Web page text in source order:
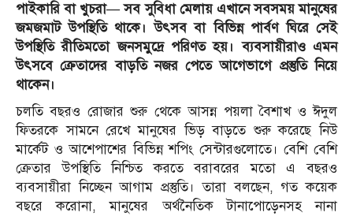
পাইকারি বা খুচরা— সব সুবিধা মেলায় এখানে সবসময় মানুষের
জমজমাট উপস্থিতি থাকে। উৎসব বা বিভিন্ন পার্বণ ঘিরে সেই
উপস্থিতি রীতিমতো জনসমুদ্রে পরিণত হয়। ব্যবসায়ীরাও এমন
উৎসবে ক্রেতাদের বাড়তি নজর পেতে আগেভাগে প্রস্তুতি নিয়ে
থাকেন।
চলতি বছরও রোজার শুরু থেকে আসন্ন পয়লা বৈশাখ ও ঈদুল
ফিতরকে সামনে রেখে মানুষের ভিড় বাড়তে শুরু করেছে নিউ
মার্কেট ও আশেপাশের বিভিন্ন শপিং সেন্টারগুলোতে। বেশি বেশি
ক্রেতার উপস্থিতি নিশ্চিত করতে বরাবরের মতো এ বছরও
ব্যবসায়ীরা নিচ্ছেন আগাম প্রস্তুতি। তারা বলছেন, গত কয়েক
বছরে করোনা, মানুষের অর্থনৈতিক টানাপোড়েনসহ নানা